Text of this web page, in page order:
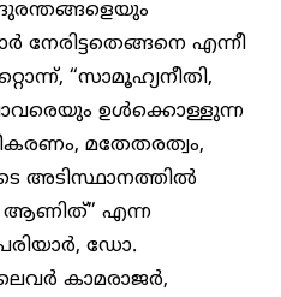
ദുരന്തങ്ങളെയും
നേരിട്ടതെങ്ങനെ എന്നീ
“സാമൂഹ്യനീതി,
ഉൾക്കൊള്ളുന്ന
മതേതരത്വം,
അടിസ്ഥാനത്തിൽ
ആണിത്” എന്ന
ഡോ.
കാമരാജർ,